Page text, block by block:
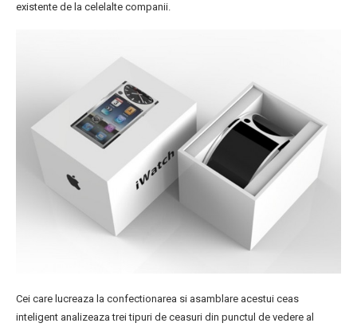
existente de la celelalte companii.
Cei care lucreaza la confectionarea si asamblare acestui ceas
inteligent analizeaza trei tipuri de ceasuri din punctul de vedere al